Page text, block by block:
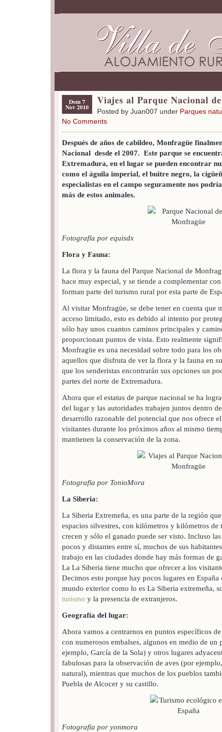
Dom 7
Nov 2010
Viajes al Parque Nacional
Posted by Juan007 under Parques
No Comments
Después de años de cabildeo, Monfragüe
Nacional desde el 2007. Este parque se
Extremadura, en el lugar se pueden encontrar
como el águila imperial, el buitre negro, la
especialistas en el campo seguramente nos
más de estos animales.
Fotografía por equisdx
Flora y Fauna:
La flora y la fauna del Parque Nacional de
hace muy especial, y se tiende a complementar
forman parte del turismo rural por esta parte de
Al visitar Monfragüe, se debe tener en cuenta que
acceso limitado, esto es debido al intento por
sólo hay unos cuantos caminos principales y
proporcionan puntos de vista. Esto realmente
Monfragüe es una necesidad sobre todo para los
aquellos que disfruta de ver la flora y la fauna en
que los senderistas encontrarán sus opciones un
partes del norte de Extremadura.
Ahora que el estatus de parque nacional se ha
del lugar y las autoridades trabajen juntos dentro
desarrollo razonable del potencial que nos ofrece
visitantes durante los próximos años al mismo
mantienen la conservación de la zona.
Fotografía por TonioMora
La Siberia:
La Siberia Extremeña, es una parte de la región
espacios silvestres, con kilómetros y kilómetros
crecen y sólo el ganado puede ser visto. Incluso
pocos y distantes entre sí, muchos de sus
trabajo en las ciudades donde hay más formas de
La La Siberia tiene mucho que ofrecer a los
Decimos esto porque hay pocos lugares en
mundo exterior como lo es La Siberia extremeña,
turismo y la presencia de extranjeros.
Geografía del lugar:
Ahora vamos a centrarnos en puntos específicos
con numerosos embalses, algunos en medio de un
ejemplo, García de la Sola) y otros lugares
fabulosas para la observación de aves (por
natural), mientras que muchos de los pueblos
Puebla de Alcocer y su castillo.
Fotografía por yonmora